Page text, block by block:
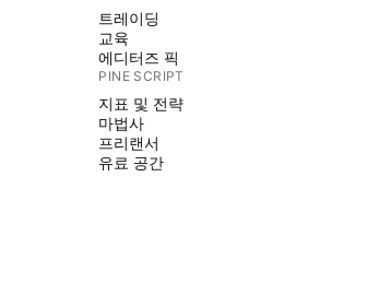
트레이딩
교육
에디터즈 픽
PINE SCRIPT
지표 및 전략
마법사
프리랜서
유료 공간